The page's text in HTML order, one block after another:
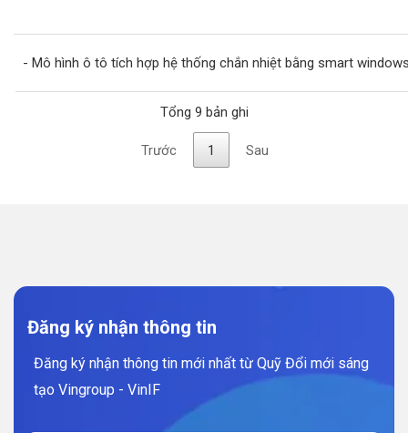
- Mô hình ô tô tích hợp hệ thống chắn nhiệt bằng smart
Tổng 9 bản ghi
Trước 1 Sau
Đăng ký nhận thông tin
Đăng ký nhận thông tin mới nhất từ Quỹ Đổi mới sáng
tạo Vingroup - VinIF